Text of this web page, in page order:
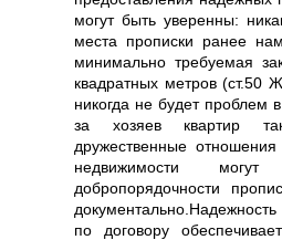
могут быть уверенны:
места прописки ранее
минимально требуемая
квадратных метров (ст.50
никогда не будет проблем
за хозяев квартир
дружественные
недвижимости
добропорядочности
по договору